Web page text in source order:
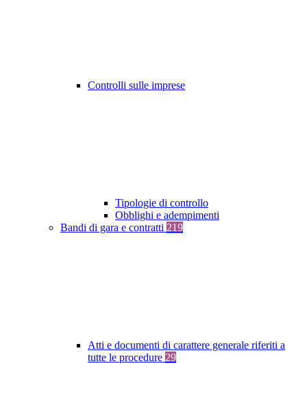
Controlli sulle imprese
Tipologie di controllo
Obblighi e adempimenti
Bandi di gara e contratti 219
Atti e documenti di carattere generale riferiti a
tutte le procedure 29